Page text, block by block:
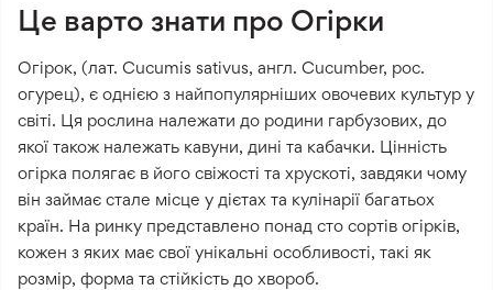
Це варто знати про Огірки
Огірок, (лат. Cucumis sativus, англ. Cucumber, рос.
огурец), є однією з найпопулярніших овочевих культур у
світі. Ця рослина належати до родини гарбузових, до
якої також належать кавуни, дині та кабачки. Цінність
огірка полягає в його свіжості та хрускоті, завдяки чому
він займає стале місце у дієтах та кулінарії багатьох
країн. На ринку представлено понад сто сортів огірків,
кожен з яких має свої унікальні особливості, такі як
розмір, форма та стійкість до хвороб.